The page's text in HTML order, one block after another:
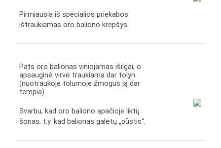
Pirmiausia iš specialios priekabos
ištraukiamas oro baliono krepšys.
Pats oro balionas viniojamas išilgai, o
apsauginė virvė traukiama dar tolyn
(nuotraukoje tolumoje žmogus ją dar
tempia).
Svarbu, kad oro baliono apačioje liktų
šonas, t.y. kad balionas galėtų „pūstis“.